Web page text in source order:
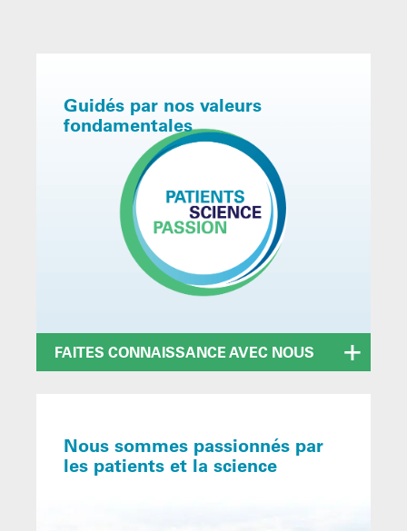
Guidés par nos valeurs
fondamentales
FAITES CONNAISSANCE AVEC NOUS
Nous sommes passionnés par
les patients et la science